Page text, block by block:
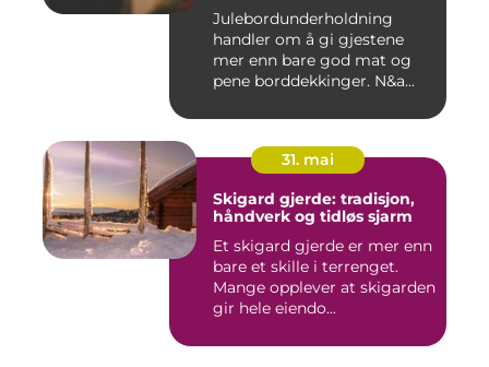
Julebordunderholdning
handler om å gi gjestene
mer enn bare god mat og
pene borddekkinger. N&a...
31. mai
Skigard gjerde: tradisjon,
håndverk og tidløs sjarm
Et skigard gjerde er mer enn
bare et skille i terrenget.
Mange opplever at skigarden
gir hele eiendo...